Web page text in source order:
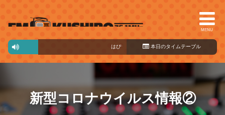
MENU
はぴラジ！ 10:00～15:00
本日のタイ ムテーブル
新型コロナウイルス情報②